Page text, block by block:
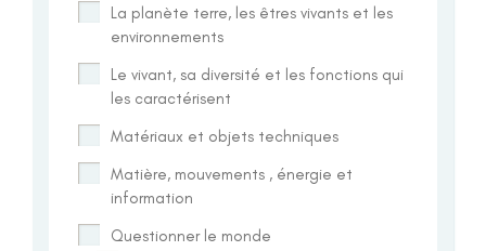
La planète terre, les êtres vivants et les
environnements
Le vivant, sa diversité et les fonctions qui
les caractérisent
Matériaux et objets techniques
Matière, mouvements , énergie et
information
Questionner le monde